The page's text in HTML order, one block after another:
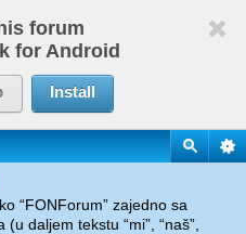
forum
for Android
Install
“FONForum” zajedno sa
daljem tekstu “mi”, “naš”,